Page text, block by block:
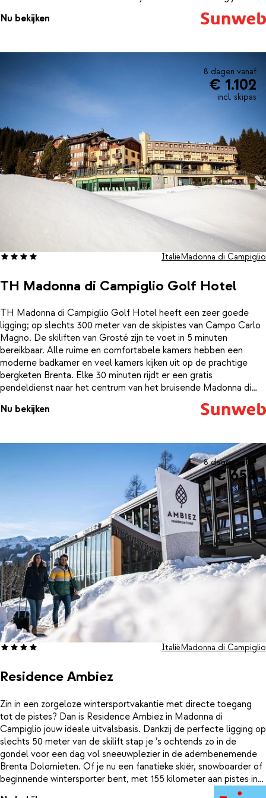
Nu bekijken
8 dagen vanaf
€ 1.102
incl. skipas
TH Madonna di Campiglio Golf Hotel
ItaliëMadonna di Campiglio
TH Madonna di Campiglio Golf Hotel heeft een zeer goede
ligging; op slechts 300 meter van de skipistes van Campo Carlo
Magno. De skiliften van Grosté zijn te voet in 5 minuten
bereikbaar. Alle ruime en comfortabele kamers hebben een
moderne badkamer en veel kamers kijken uit op de prachtige
bergketen Brenta. Elke 30 minuten rijdt er een gratis
pendeldienst naar het centrum van het bruisende Madonna di
Campiglio. Er is een uitgebreide wellness met o.a. sauna en
Turks stoombad, waar je na een dag op de ski’s heerlijk kan
gezorgd voor amusement en vermaken de kinderen zich in de
Nu bekijken
8 dagen vanaf
€ 654
incl. skipas
Residence Ambiez
ItaliëMadonna di Campiglio
Zin in een zorgeloze wintersportvakantie met directe toegang
tot de pistes? Dan is Residence Ambiez in Madonna di
Campiglio jouw ideale uitvalsbasis. Dankzij de perfecte ligging op
slechts 50 meter van de skilift stap je ’s ochtends zo in de
gondel voor een dag vol sneeuwplezier in de adembenemende
Brenta Dolomieten. Of je nu een fanatieke skiër, snowboarder of
beginnende wintersporter bent, met 155 kilometer aan pistes in
alle moeilijkheidsgraden vind je hier altijd de perfecte afdaling.